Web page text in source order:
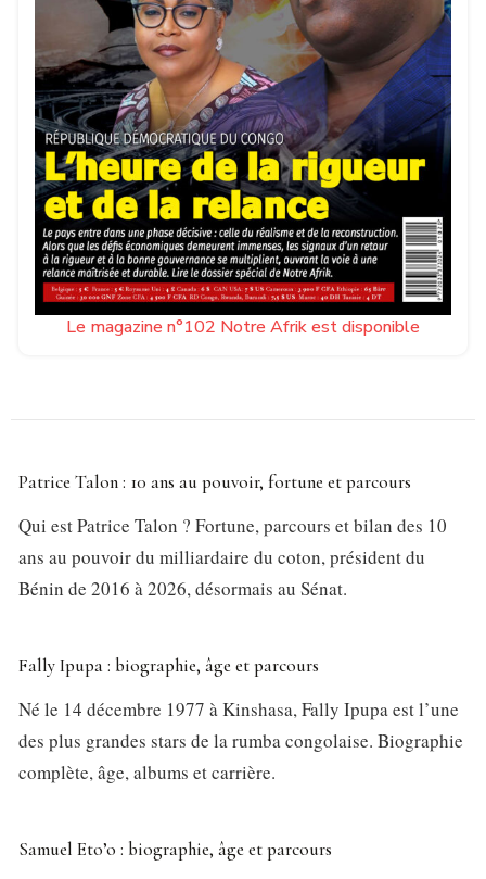
Le magazine n°102 Notre Afrik est disponible
Patrice Talon : 10 ans au pouvoir, fortune et parcours
Qui est Patrice Talon ? Fortune, parcours et bilan des 10
ans au pouvoir du milliardaire du coton, président du
Bénin de 2016 à 2026, désormais au Sénat.
Fally Ipupa : biographie, âge et parcours
Né le 14 décembre 1977 à Kinshasa, Fally Ipupa est l’une
des plus grandes stars de la rumba congolaise. Biographie
complète, âge, albums et carrière.
Samuel Eto’o : biographie, âge et parcours